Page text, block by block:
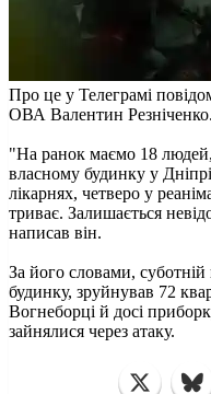
Про це у Телеграмі
ОВА Валентин Резніченко.
"На ранок маємо 18
власному будинку у
лікарнях, четверо у
триває. Залишається
написав він.
За його словами,
будинку, зруйнував 72
Вогнеборці й досі
зайнялися через атаку.